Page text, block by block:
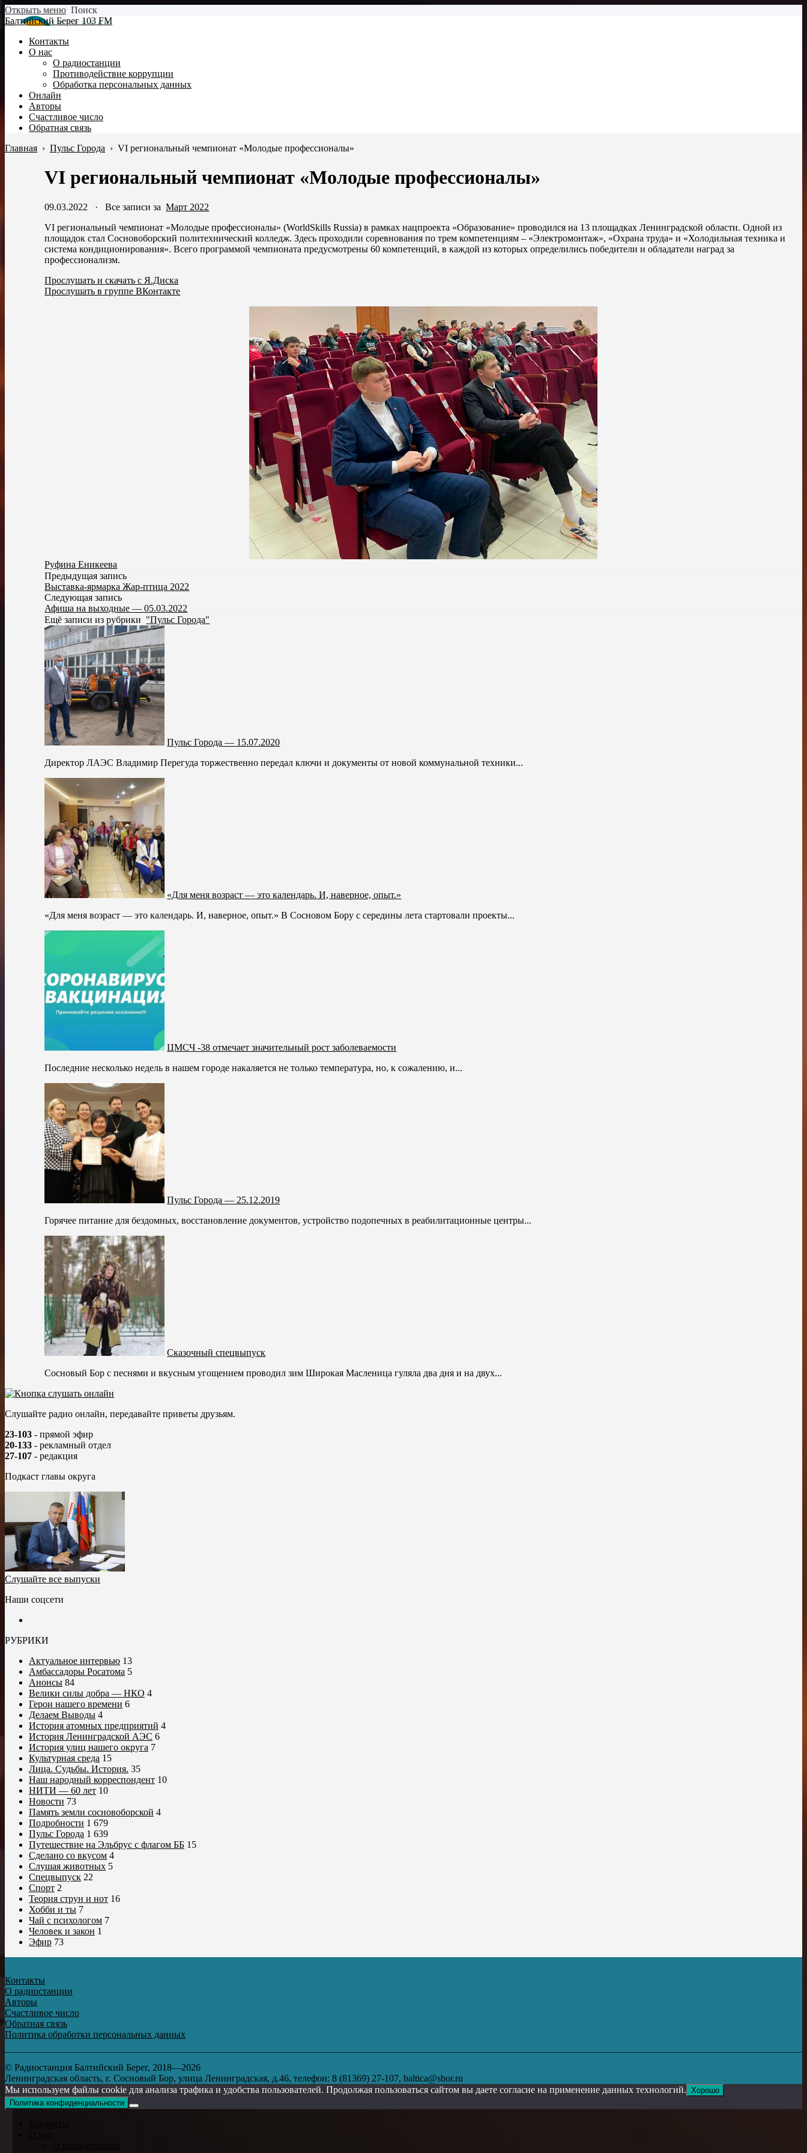
Открыть меню Поиск
Балтийский Берег 103 FM
Контакты
О нас
О радиостанции
Противодействие коррупции
Обработка персональных данных
Онлайн
Авторы
Счастливое число
Обратная связь
Главная › Пульс Города › VI региональный чемпионат «Молодые профессионалы»
VI региональный чемпионат «Молодые профессионалы»
09.03.2022 ·Все записи заМарт 2022
VI региональный чемпионат «Молодые профессионалы» (WorldSkills Russia) в рамках нацпроекта «Образование» проводился на 13 площадках Ленинградской области. Одной из
площадок стал Сосновоборский политехнический колледж. Здесь проходили соревнования по трем компетенциям – «Электромонтаж», «Охрана труда» и «Холодильная техника и
система кондиционирования». Всего программой чемпионата предусмотрены 60 компетенций, в каждой из которых определились победители и обладатели наград за
профессионализм.
Прослушать и скачать с Я.Диска
Прослушать в группе ВКонтакте
Руфина Еникеева
Предыдущая запись
Выставка-ярмарка Жар-птица 2022
Следующая запись
Афиша на выходные — 05.03.2022
Ещё записи из рубрики "Пульс Города"
Пульс Города — 15.07.2020
Директор ЛАЭС Владимир Перегуда торжественно передал ключи и документы от новой коммунальной техники...
«Для меня возраст — это календарь. И, наверное, опыт.»
«Для меня возраст — это календарь. И, наверное, опыт.» В Сосновом Бору с середины лета стартовали проекты...
ЦМСЧ -38 отмечает значительный рост заболеваемости
Последние несколько недель в нашем городе накаляется не только температура, но, к сожалению, и...
Пульс Города — 25.12.2019
Горячее питание для бездомных, восстановление документов, устройство подопечных в реабилитационные центры...
Сказочный спецвыпуск
Сосновый Бор с песнями и вкусным угощением проводил зим Широкая Масленица гуляла два дня и на двух...
Слушайте радио онлайн, передавайте приветы друзьям.
23-103 - прямой эфир
20-133 - рекламный отдел
27-107 - редакция
Подкаст главы округа
Слушайте все выпуски
Наши соцсети
РУБРИКИ
Актуальное интервью 13
Амбассадоры Росатома 5
Анонсы 84
Велики силы добра — НКО 4
Герои нашего времени 6
Делаем Выводы 4
История атомных предприятий 4
История Ленинградской АЭС 6
История улиц нашего округа 7
Культурная среда 15
Лица. Судьбы. История. 35
Наш народный корреспондент 10
НИТИ — 60 лет 10
Новости 73
Память земли сосновоборской 4
Подробности 1 679
Пульс Города 1 639
Путешествие на Эльбрус с флагом ББ 15
Сделано со вкусом 4
Слушая животных 5
Спецвыпуск 22
Спорт 2
Теория струн и нот 16
Хобби и ты 7
Чай с психологом 7
Человек и закон 1
Эфир 73
Контакты
О радиостанции
Авторы
Счастливое число
Обратная связь
Политика обработки персональных данных
© Радиостанция Балтийский Берег, 2018—2026
Ленинградская область, г. Сосновый Бор, улица Ленинградская, д.46, телефон: 8 (81369) 27-107, baltica@sbor.ru
Мы используем файлы cookie для анализа трафика и удобства пользователей. Продолжая пользоваться сайтом вы даете согласие на применение данных технологий. Хорошо
Политика конфиденциальности